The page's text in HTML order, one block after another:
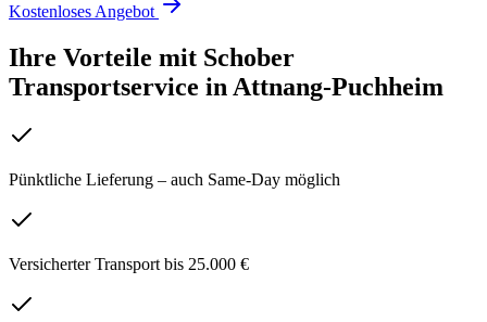
Kostenloses Angebot
Ihre Vorteile mit Schober
Transportservice in Attnang-Puchheim
Pünktliche Lieferung – auch Same-Day möglich
Versicherter Transport bis 25.000 €